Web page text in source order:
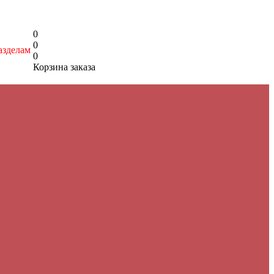
0
0
0
Корзина заказа